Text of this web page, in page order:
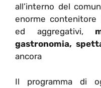
all’interno del
enorme
ed aggregativi,
gastronomia,
ancora
Il programma di